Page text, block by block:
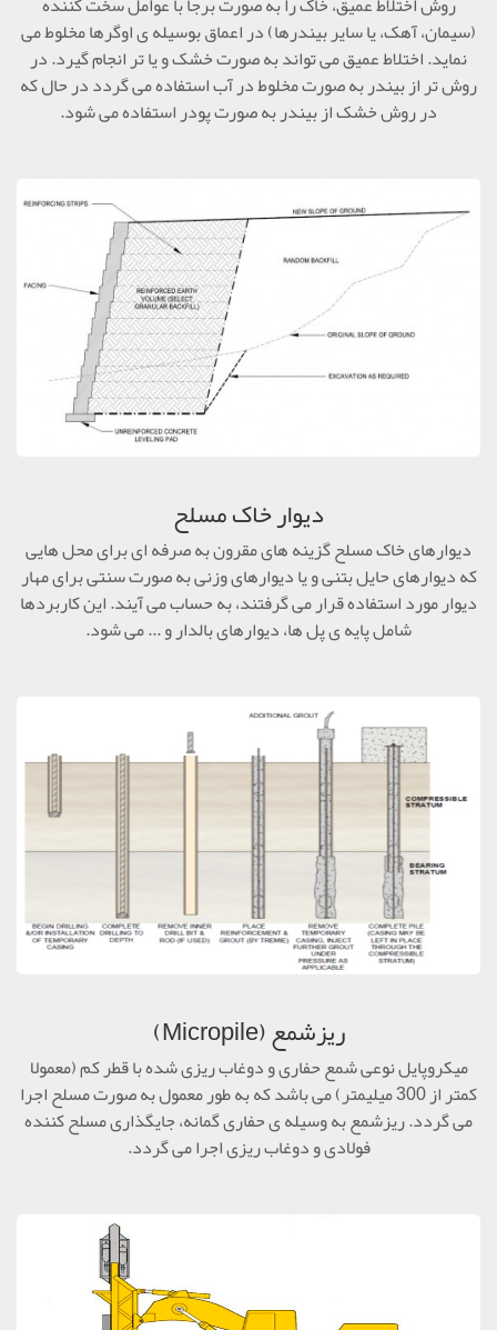
(سیمان، آهک، یا سایر بیندرها) در اعماق بوسیله ی اوگرها مخلوط می
نماید. اختلاط عمیق می تواند به صورت خشک و یا تر انجام گیرد. در
روش تر از بیندر به صورت مخلوط در آب استفاده می گردد در حال که
در روش خشک از بیندر به صورت پودر استفاده می شود.
دیوار خاک مسلح
دیوارهای خاک مسلح گزینه های مقرون به صرفه ای برای محل هایی
که دیوارهای حایل بتنی و یا دیوارهای وزنی به صورت سنتی برای مهار
دیوار مورد استفاده قرار می گرفتند، به حساب می آیند. این کاربردها
شامل پایه ی پل ها، دیوارهای بالدار و ... می شود.
ریزشمع (Micropile)
میکروپایل نوعی شمع حفاری و دوغاب ریزی شده با قطر کم (معمولا
کمتر از 300 میلیمتر) می باشد که به طور معمول به صورت مسلح اجرا
می گردد. ریزشمع به وسیله ی حفاری گمانه، جایگذاری مسلح کننده
فولادی و دوغاب ریزی اجرا می گردد.